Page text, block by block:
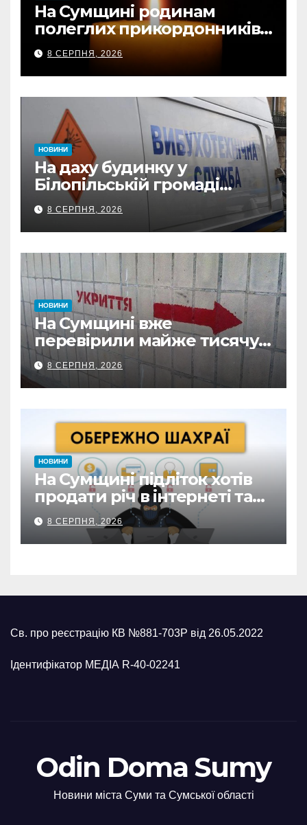
На Сумщині родинам
полеглих прикордонників
передали державні
нагороди та відомчі
відзнаки
8 СЕРПНЯ, 2026
НОВИНИ
На даху будинку у
Білопільській громаді
знайшли 120-мм міну
8 СЕРПНЯ, 2026
НОВИНИ
На Сумщині вже
перевірили майже тисячу
укриттів: де виявили
замкнені двері
8 СЕРПНЯ, 2026
НОВИНИ
На Сумщині підліток хотів
продати річ в інтернеті та
втратив 39,2 тис. грн з
карток матері
8 СЕРПНЯ, 2026
Св. про реєстрацію КВ №881-703Р від 26.05.2022
Ідентифікатор МЕДІА R-40-02241
Odin Doma Sumy
Новини міста Суми та Сумської області